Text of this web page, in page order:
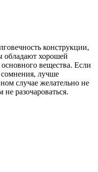
конструкции,
обладают хорошей
основного вещества. Если
лучше
случае желательно не
разочароваться.